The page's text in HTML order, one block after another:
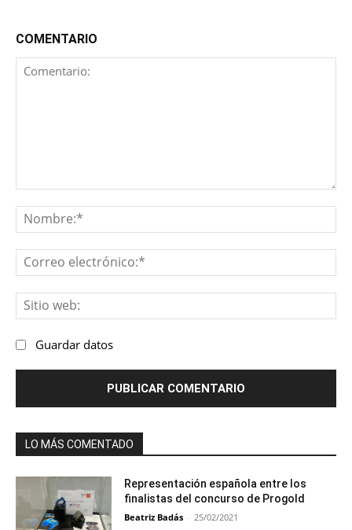
COMENTARIO
Guardar datos
LO MÁS COMENTADO
Representación española entre los
finalistas del concurso de Progold
Beatriz Badás - 25/02/2021